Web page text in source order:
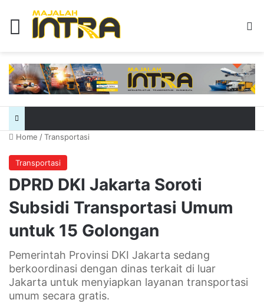
Menu
Home /Transportasi
Transportasi
DPRD DKI Jakarta Soroti
Subsidi Transportasi Umum
untuk 15 Golongan
Pemerintah Provinsi DKI Jakarta sedang
berkoordinasi dengan dinas terkait di luar
Jakarta untuk menyiapkan layanan transportasi
umum secara gratis.